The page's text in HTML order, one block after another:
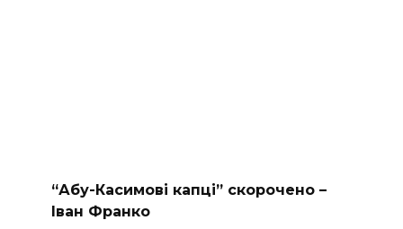
“Абу-Касимові капці” скорочено –
Іван Франко